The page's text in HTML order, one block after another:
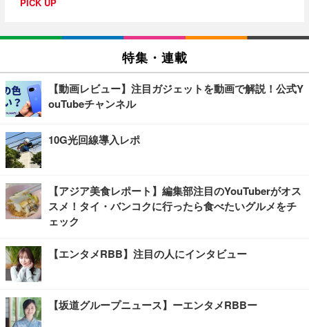
特集・連載
【動画レビュー】注目ガジェットを動画で解説！公式Y
ouTubeチャンネル
10G光回線導入レポ
【アジア美食レポート】編集部注目のYouTuberがオス
スメ！タイ・バンコクに行ったら食べたいグルメをチ
ェック
【エンタメRBB】注目の人にインタビュー
【坂道グループニュース】ーエンタメRBBー